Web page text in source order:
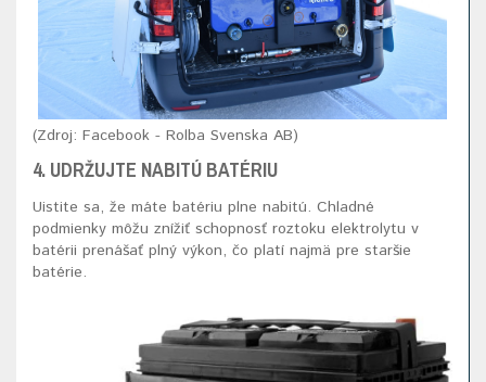
(Zdroj: Facebook - Rolba Svenska AB)
4. UDRŽUJTE NABITÚ BATÉRIU
Uistite sa, že máte batériu plne nabitú. Chladné
podmienky môžu znížiť schopnosť roztoku elektrolytu v
batérii prenášať plný výkon, čo platí najmä pre staršie
batérie.